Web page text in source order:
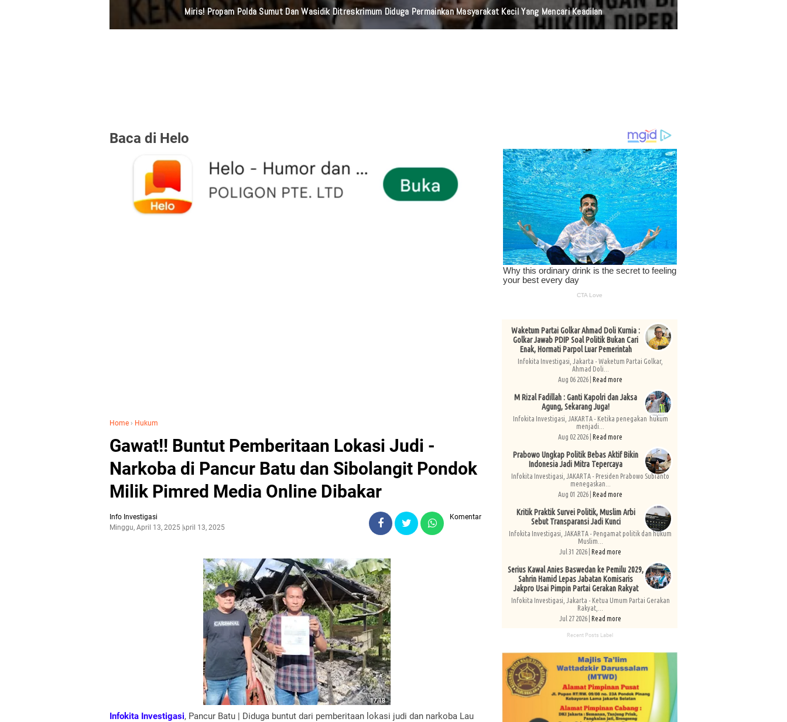
Miris! Propam Polda Sumut Dan Wasidik Ditreskrimum Diduga Permainkan Masyarakat Kecil Yang Mencari Keadilan
Baca di Helo
Home › Hukum
Gawat!! Buntut Pemberitaan Lokasi Judi -
Narkoba di Pancur Batu dan Sibolangit Pondok
Milik Pimred Media Online Dibakar
Info Investigasi
Minggu, April 13, 2025 April 13, 2025
Komentar
Infokita Investigasi, Pancur Batu | Diduga buntut dari pemberitaan lokasi judi dan narkoba Lau
Waketum Partai Golkar Ahmad Doli Kurnia :
Golkar Jawab PDIP Soal Politik Bukan Cari
Enak, Hormati Parpol Luar Pemerintah
Infokita Investigasi, Jakarta - Waketum Partai Golkar,
Ahmad Doli...
Aug 06 2026 | Read more
M Rizal Fadillah : Ganti Kapolri dan Jaksa
Agung, Sekarang Juga!
Infokita Investigasi, JAKARTA - Ketika penegakan hukum
menjadi...
Aug 02 2026 | Read more
Prabowo Ungkap Politik Bebas Aktif Bikin
Indonesia Jadi Mitra Tepercaya
Infokita Investigasi, JAKARTA - Presiden Prabowo Subianto
menegaskan...
Aug 01 2026 | Read more
Kritik Praktik Survei Politik, Muslim Arbi
Sebut Transparansi Jadi Kunci
Infokita Investigasi, JAKARTA - Pengamat politik dan hukum
Muslim...
Jul 31 2026 | Read more
Serius Kawal Anies Baswedan ke Pemilu 2029,
Sahrin Hamid Lepas Jabatan Komisaris
Jakpro Usai Pimpin Partai Gerakan Rakyat
Infokita Investigasi, Jakarta - Ketua Umum Partai Gerakan
Rakyat,...
Jul 27 2026 | Read more
Recent Posts Label